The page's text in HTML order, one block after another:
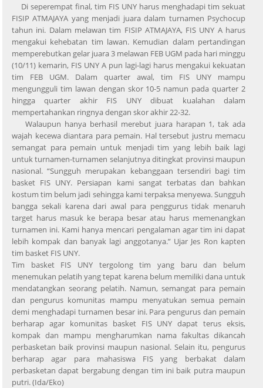
Di seperempat final, tim FIS UNY harus menghadapi tim sekuat
FISIP ATMAJAYA yang menjadi juara dalam turnamen Psychocup
tahun ini. Dalam melawan tim FISIP ATMAJAYA, FIS UNY A harus
mengakui kehebatan tim lawan. Kemudian dalam pertandingan
memperebutkan gelar juara 3 melawan FEB UGM pada hari minggu
(10/11) kemarin, FIS UNY A pun lagi-lagi harus mengakui kekuatan
tim FEB UGM. Dalam quarter awal, tim FIS UNY mampu
mengungguli tim lawan dengan skor 10-5 namun pada quarter 2
hingga quarter akhir FIS UNY dibuat kualahan dalam
mempertahankan ringnya dengan skor akhir 22-32.
Walaupun hanya berhasil merebut juara harapan 1, tak ada
wajah kecewa diantara para pemain. Hal tersebut justru memacu
semangat para pemain untuk menjadi tim yang lebih baik lagi
untuk turnamen-turnamen selanjutnya ditingkat provinsi maupun
nasional. “Sungguh merupakan kebanggaan tersendiri bagi tim
basket FIS UNY. Persiapan kami sangat terbatas dan bahkan
kostum tim belum jadi sehingga kami terpaksa menyewa. Sungguh
bangga sekali karena dari awal para penggurus tidak menaruh
target harus masuk ke berapa besar atau harus memenangkan
turnamen ini. Kami hanya mencari pengalaman agar tim ini dapat
lebih kompak dan banyak lagi anggotanya.” Ujar Jes Ron kapten
tim basket FIS UNY.
Tim basket FIS UNY tergolong tim yang baru dan belum
menemukan pelatih yang tepat karena belum memiliki dana untuk
mendatangkan seorang pelatih. Namun, semangat para pemain
dan pengurus komunitas mampu menyatukan semua pemain
demi menghadapi turnamen besar ini. Para pengurus dan pemain
berharap agar komunitas basket FIS UNY dapat terus eksis,
kompak dan mampu mengharumkan nama fakultas dikancah
perbasketan baik provinsi maupun nasional. Selain itu, pengurus
berharap agar para mahasiswa FIS yang berbakat dalam
perbasketan dapat bergabung dengan tim ini baik putra maupun
putri. (Ida/Eko)